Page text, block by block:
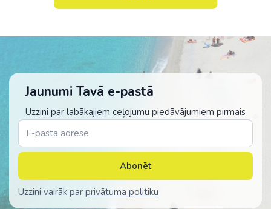
Jaunumi Tavā e-pastā
Uzzini par labākajiem ceļojumu piedāvājumiem pirmais
Abonēt
Uzzini vairāk par privātuma politiku